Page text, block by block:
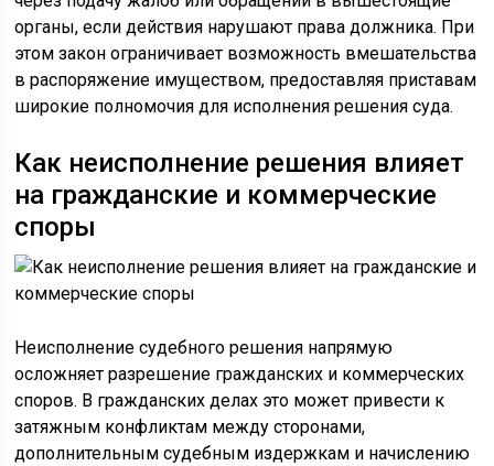
органы, если действия нарушают права должника. При
этом закон ограничивает возможность вмешательства
в распоряжение имуществом, предоставляя приставам
широкие полномочия для исполнения решения суда.
Как неисполнение решения влияет
на гражданские и коммерческие
споры
Неисполнение судебного решения напрямую
осложняет разрешение гражданских и коммерческих
споров. В гражданских делах это может привести к
затяжным конфликтам между сторонами,
дополнительным судебным издержкам и начислению